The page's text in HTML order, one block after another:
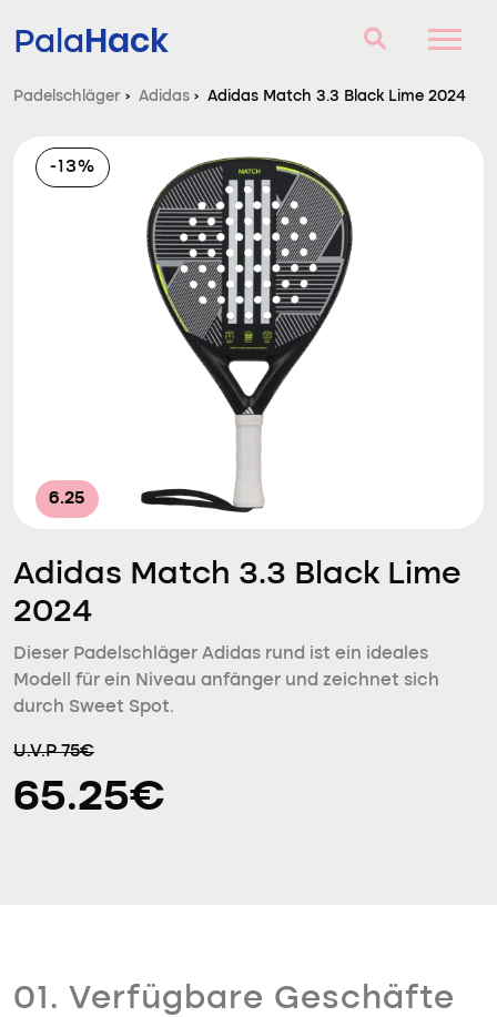
PalaHack
Fragen und Antworten
Vergleich
Padelschläger › Adidas › Adidas Match 3.3 Black Lime 2024
-13%
6.25
Adidas Match 3.3 Black Lime
2024
Dieser Padelschläger Adidas rund ist ein ideales
Modell für ein Niveau anfänger und zeichnet sich
durch Sweet Spot.
U.V.P 75€
65.25€
01. Verfügbare Geschäfte